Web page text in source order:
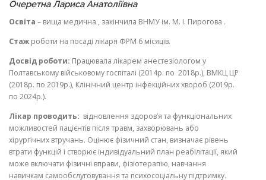
Очеретна Лариса Анатоліївна
Освіта – вища медична , закінчила ВНМУ ім. М. І. Пирогова .
Стаж роботи на посаді лікаря ФРМ 6 місяців.
Досвід роботи: Працювала лікарем анестезіологом у
Полтавському військовому госпіталі (2014р. по 2018р.), ВМКЦ ЦР
(2018р. по 2019р.), Клінічний центр інфекційних хвороб (2019р.
по 2024р.).
Лікар проводить: відновлення здоров’я та функціональних
можливостей пацієнтів після травм, захворювань або
хірургічних втручань. Оцінює фізичний стан, визначає рівень
втрати функцій і створює індивідуальний план реабілітації, який
може включати фізичні вправи, фізіотерапію, навчання
навичкам самообслуговування та психосоціальну підтримку.